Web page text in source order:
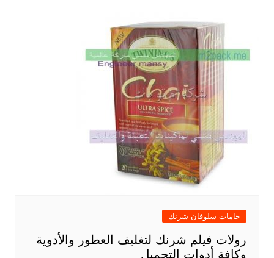
خامات سلوفان شرنك
رولات فيلم شرنك لتغليف العطور والأدوية
وكافة أدوات التجميل